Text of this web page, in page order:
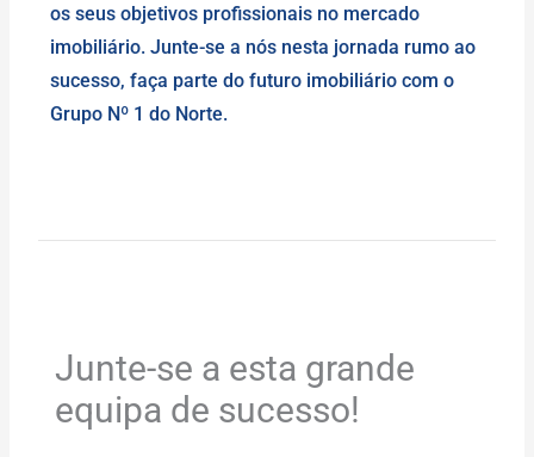
os seus objetivos profissionais no mercado
imobiliário. Junte-se a nós nesta jornada rumo ao
sucesso, faça parte do futuro imobiliário com o
Grupo Nº 1 do Norte.
Junte-se a esta grande
equipa de sucesso!